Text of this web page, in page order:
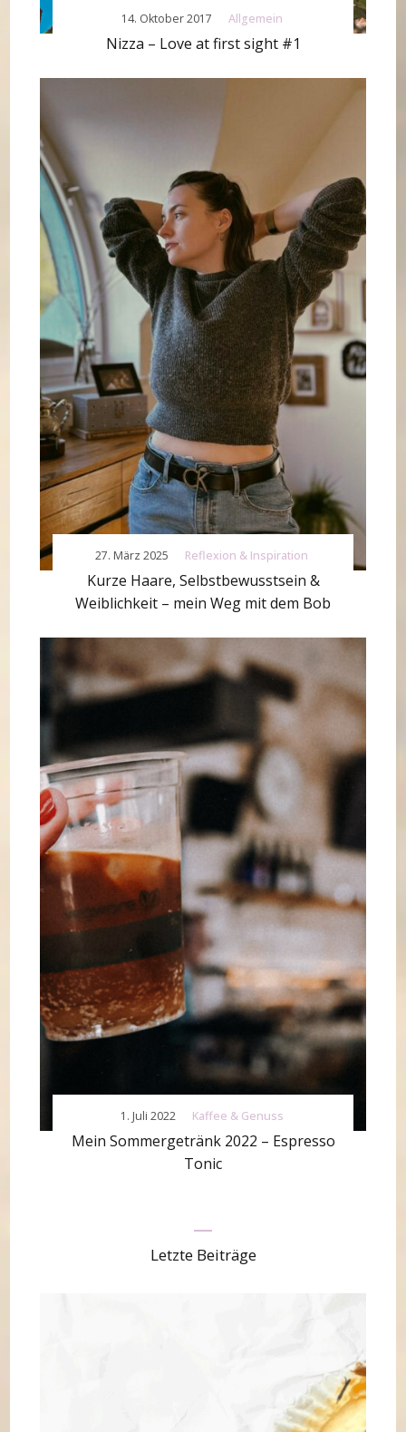
Allgemein
Nizza – Love at first sight #1
14. Oktober 2017
Reflexion & Inspiration
Kurze Haare, Selbstbewusstsein &
Weiblichkeit – mein Weg mit dem Bob
27. März 2025
Kaffee & Genuss
Mein Sommergetränk 2022 – Espresso
Tonic
1. Juli 2022
Letzte Beiträge